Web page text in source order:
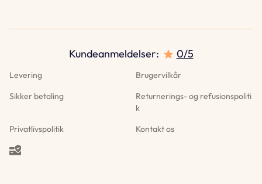
Levering
Brugervilkår
Sikker betaling
Returnerings- og refusionspoliti
k
Privatlivspolitik
Kontakt os
Kundeanmeldelser: 0/5